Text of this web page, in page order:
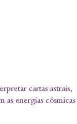
cartas astrais,
as energias cósmicas